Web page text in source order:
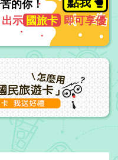
的你！
示 國旅卡 即可享優